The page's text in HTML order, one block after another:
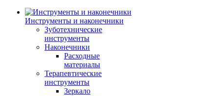
Инструменты и наконечники
Зуботехнические
инструменты
Наконечники
Расходные
материалы
Терапевтические
инструменты
Зеркало